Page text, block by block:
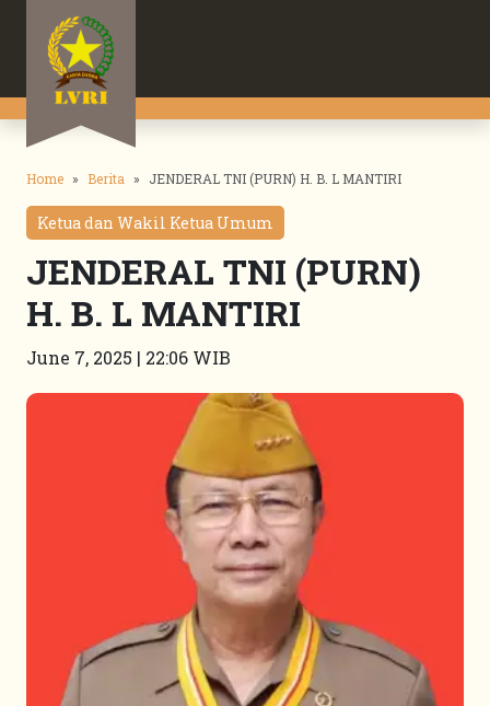
Home Berita JENDERAL TNI (PURN) H. B. L MANTIRI
Ketua dan Wakil Ketua Umum
JENDERAL TNI (PURN)
H. B. L MANTIRI
June 7, 2025 | 22:06 WIB